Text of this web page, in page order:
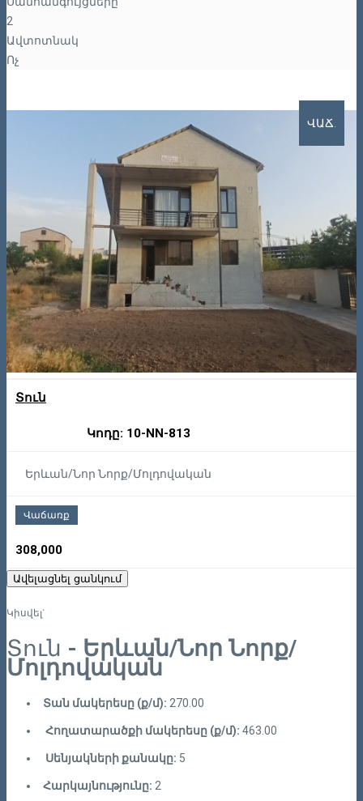
2
Ավտոտնակ
Ոչ
ՎԱՃ.
Տուն
Կոդը: 10-NN-813
Երևան/Նոր Նորք/Մոլդովական
Վաճառք
308,000
Ավելացնել ցանկում
Կիսվել`
Տուն - Երևան/Նոր Նորք/
Մոլդովական
Տան մակերեսը (ք/մ): 270.00
Հողատարածքի մակերեսը (ք/մ): 463.00
Սենյակների քանակը: 5
Հարկայնությունը: 2